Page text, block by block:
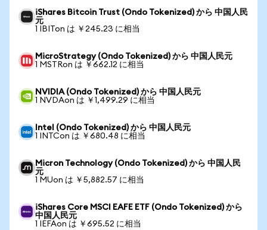
iShares Bitcoin Trust (Ondo Tokenized) から 中国人民
元
1 IBITon は ￥245.23 に相当
MicroStrategy (Ondo Tokenized) から 中国人民元
1 MSTRon は ￥662.12 に相当
NVIDIA (Ondo Tokenized) から 中国人民元
1 NVDAon は ￥1,499.29 に相当
Intel (Ondo Tokenized) から 中国人民元
1 INTCon は ￥680.48 に相当
Micron Technology (Ondo Tokenized) から 中国人民
元
1 MUon は ￥5,882.57 に相当
iShares Core MSCI EAFE ETF (Ondo Tokenized) から
中国人民元
1 IEFAon は ￥695.52 に相当